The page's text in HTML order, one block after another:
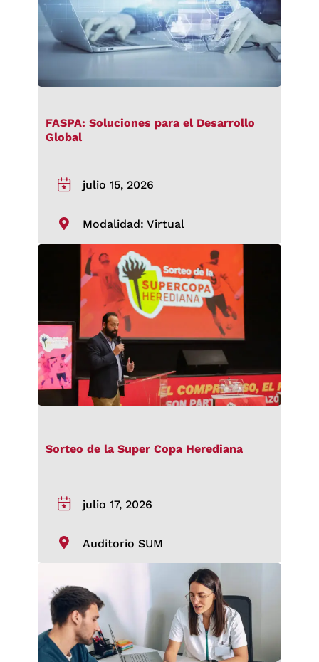
FASPA: Soluciones para el Desarrollo
Global
julio 15, 2026
Modalidad: Virtual
Sorteo de la Super Copa Herediana
julio 17, 2026
Auditorio SUM